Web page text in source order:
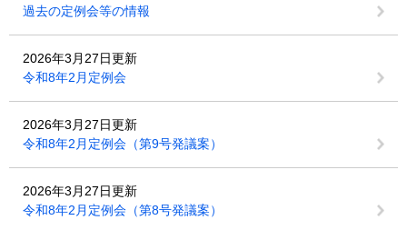
過去の定例会等の情報
2026年3月27日更新
令和8年2月定例会
2026年3月27日更新
令和8年2月定例会（第9号発議案）
2026年3月27日更新
令和8年2月定例会（第8号発議案）